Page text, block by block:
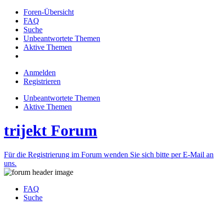
Foren-Übersicht
FAQ
Suche
Unbeantwortete Themen
Aktive Themen
Anmelden
Registrieren
Unbeantwortete Themen
Aktive Themen
trijekt Forum
Für die Registrierung im Forum wenden Sie sich bitte per E-Mail an
uns.
FAQ
Suche